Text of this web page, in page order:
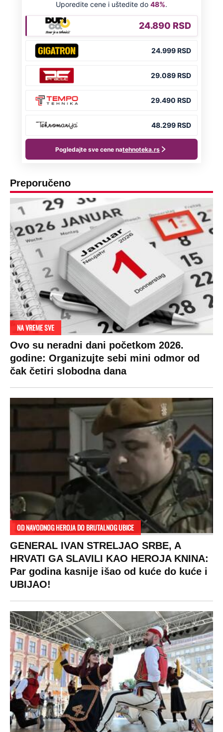
Preporučeno
NA VREME SVE
Ovo su neradni dani početkom 2026.
godine: Organizujte sebi mini odmor od
čak četiri slobodna dana
OD NAVODNOG HEROJA DO BRUTALNOG UBICE
GENERAL IVAN STRELJAO SRBE, A
HRVATI GA SLAVILI KAO HEROJA KNINA:
Par godina kasnije išao od kuće do kuće i
UBIJAO!